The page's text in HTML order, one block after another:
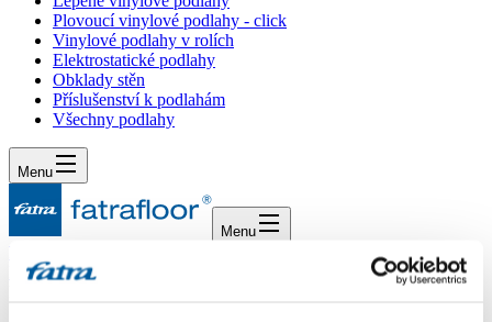
Plovoucí vinylové podlahy - click
Vinylové podlahy v rolích
Elektrostatické podlahy
Obklady stěn
Příslušenství k podlahám
Všechny podlahy
Menu
Menu
Dotazy/